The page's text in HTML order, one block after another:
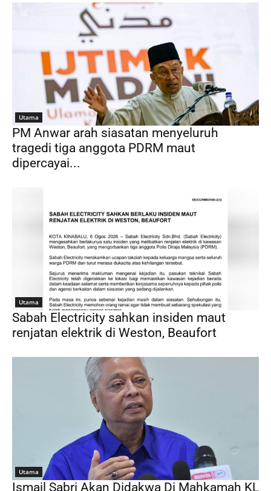
Utama
PM Anwar arah siasatan menyeluruh
tragedi tiga anggota PDRM maut
dipercayai...
Utama
Sabah Electricity sahkan insiden maut
renjatan elektrik di Weston, Beaufort
Utama
Ismail Sabri Akan Didakwa Di Mahkamah KL